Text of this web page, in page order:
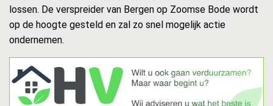
lossen. De verspreider van Bergen op Zoomse Bode wordt
op de hoogte gesteld en zal zo snel mogelijk actie
ondernemen.